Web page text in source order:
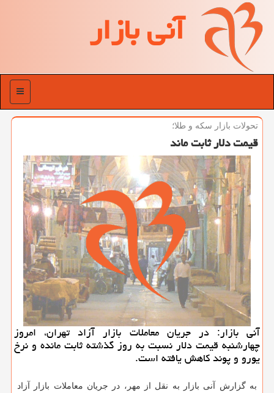
آنی بازار
منو
تحولات بازار سكه و طلا؛
قیمت دلار ثابت ماند
آنی بازار: در جریان معاملات بازار آزاد تهران، امروز
چهارشنبه قیمت دلار نسبت به روز گذشته ثابت مانده و نرخ
یورو و پوند كاهش یافته است.
به گزارش آنی بازار به نقل از مهر، در جریان معاملات بازار آزاد